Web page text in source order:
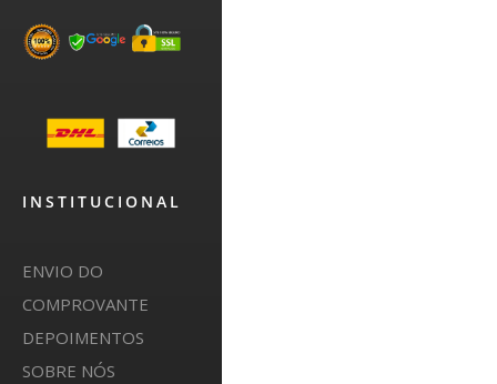
INSTITUCIONAL
ENVIO DO
COMPROVANTE
DEPOIMENTOS
SOBRE NÓS